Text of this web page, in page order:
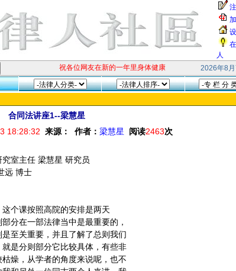
人
祝各位网友在新的一年里身体健康、阖家快乐！ 本站受
2026年8
合同法讲座1--梁慧星
18:28:32 来源： 作者： 梁慧星 阅读2463次
室主任 梁慧星 研究员
远 博士
个课按照高院的安排是两天
分在一部法律当中是最重要的，
至关重要，并且了解了总则我们
是分则部分它比较具体，有些非
燥，从学者的角度来说呢，也不